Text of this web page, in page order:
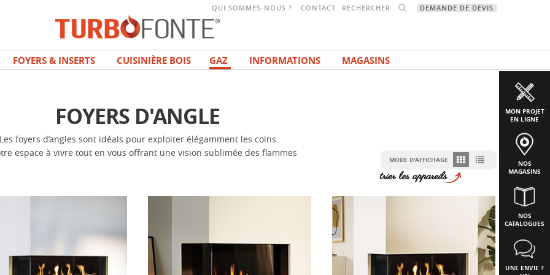
QUI SOMMES-NOUS ? CONTACT RECHERCHER DEMANDE DE DEVIS
FOYERS & INSERTS CUISINIÈRE BOIS GAZ INFORMATIONS MAGASINS
FOYERS D'ANGLE
Les foyers d’angles sont idéals pour exploiter élégamment les coins
espace à vivre tout en vous offrant une vision sublimée des flammes
MODE D'AFFICHAGE
MON PROJET
EN LIGNE
NOS
MAGASINS
NOS
CATALOGUES
UNE ENVIE ?